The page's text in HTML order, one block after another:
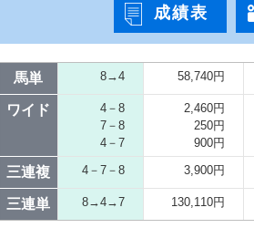
成績表
馬単 8→4 58,740円
ワイド
4－8
7－8
4－7
2,460円
250円
900円
三連複 4－7－8 3,900円
三連単 8→4→7 130,110円